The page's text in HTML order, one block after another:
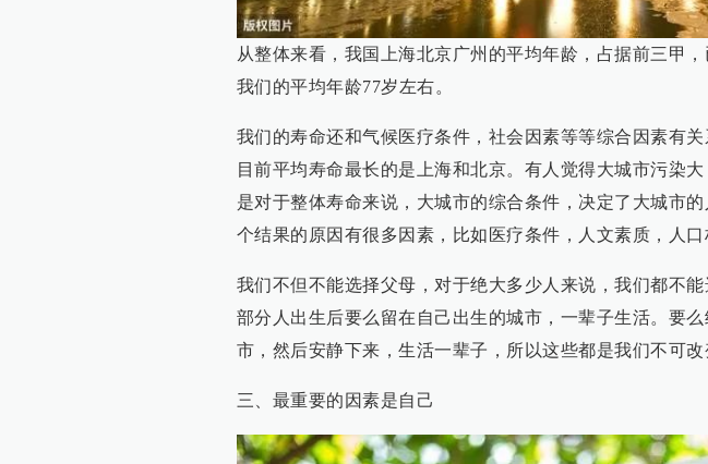
从整体来看，我国上海北京广州的平均年龄，占据前三甲
我们的平均年龄77岁左右。
我们的寿命还和气候医疗条件，社会因素等等综合因素有关
目前平均寿命最长的是上海和北京。有人觉得大城市污染
是对于整体寿命来说，大城市的综合条件，决定了大城市
个结果的原因有很多因素，比如医疗条件，人文素质，人口
我们不但不能选择父母，对于绝大多少人来说，我们都不
部分人出生后要么留在自己出生的城市，一辈子生活。要
市，然后安静下来，生活一辈子，所以这些都是我们不可改
三、最重要的因素是自己